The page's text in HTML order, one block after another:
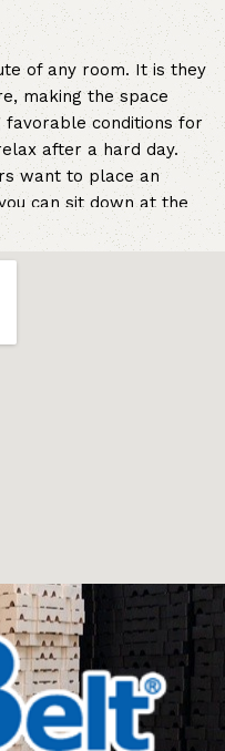
of any room. It is they
making the space
conditions for
after a hard day.
want to place an
can sit down at the
the furniture in the
you like. The online
selected for you the
who managed to
and practicality in
includes products
many years of
reason to doubt their
guarantee the high